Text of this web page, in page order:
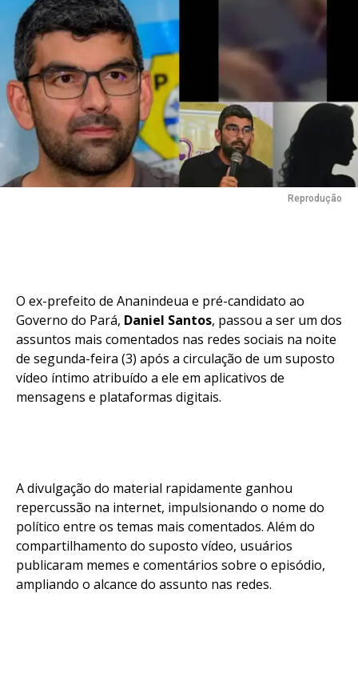
Reprodução
O ex-prefeito de Ananindeua e pré-candidato ao
Governo do Pará, Daniel Santos, passou a ser um dos
assuntos mais comentados nas redes sociais na noite
de segunda-feira (3) após a circulação de um suposto
vídeo íntimo atribuído a ele em aplicativos de
mensagens e plataformas digitais.
A divulgação do material rapidamente ganhou
repercussão na internet, impulsionando o nome do
político entre os temas mais comentados. Além do
compartilhamento do suposto vídeo, usuários
publicaram memes e comentários sobre o episódio,
ampliando o alcance do assunto nas redes.